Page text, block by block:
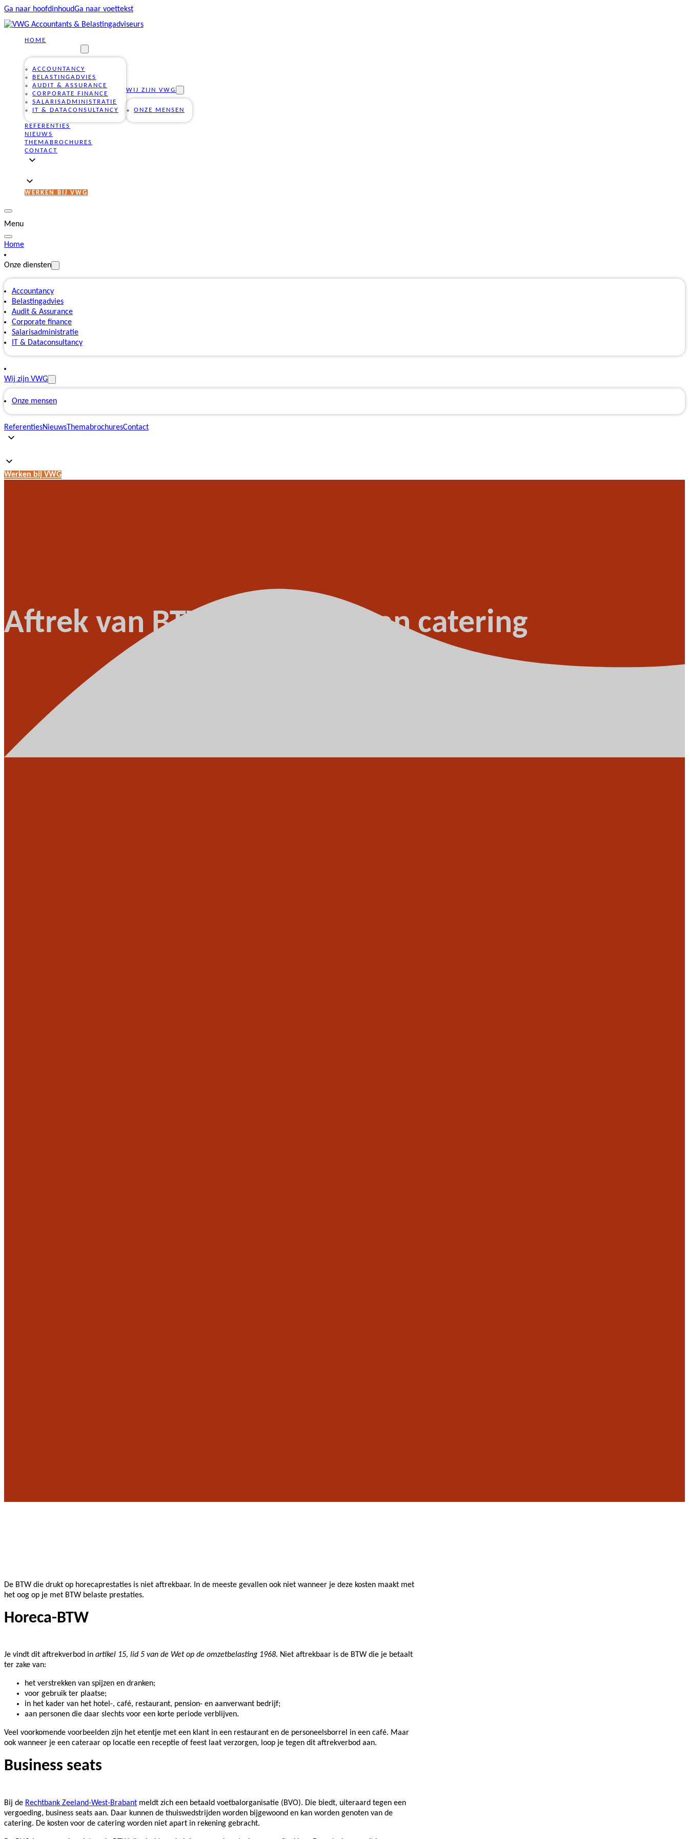
Ga naar hoofdinhoudGa naar voettekst
HOME
ACCOUNTANCY
BELASTINGADVIES
AUDIT & ASSURANCE
CORPORATE FINANCE
SALARISADMINISTRATIE
IT & DATACONSULTANCY
WIJ ZIJN VWG
ONZE MENSEN
REFERENTIES
NIEUWS
THEMABROCHURES
CONTACT
WERKEN BIJ VWG
Menu
Home
Onze diensten
Accountancy
Belastingadvies
Audit & Assurance
Corporate finance
Salarisadministratie
IT & Dataconsultancy
Wij zijn VWG
Onze mensen
ReferentiesNieuwsThemabrochuresContact
Werken bij VWG
Aftrek van BTW op kosten van catering
De BTW die drukt op horecaprestaties is niet aftrekbaar. In de meeste gevallen ook niet wanneer je deze kosten maakt met
het oog op je met BTW belaste prestaties.
Horeca-BTW
Je vindt dit aftrekverbod in artikel 15, lid 5 van de Wet op de omzetbelasting 1968. Niet aftrekbaar is de BTW die je betaalt
ter zake van:
het verstrekken van spijzen en dranken;
voor gebruik ter plaatse;
in het kader van het hotel-, café, restaurant, pension- en aanverwant bedrijf;
aan personen die daar slechts voor een korte periode verblijven.
Veel voorkomende voorbeelden zijn het etentje met een klant in een restaurant en de personeelsborrel in een café. Maar
ook wanneer je een cateraar op locatie een receptie of feest laat verzorgen, loop je tegen dit aftrekverbod aan.
Business seats
Bij de Rechtbank Zeeland-West-Brabant meldt zich een betaald voetbalorganisatie (BVO). Die biedt, uiteraard tegen een
vergoeding, business seats aan. Daar kunnen de thuiswedstrijden worden bijgewoond en kan worden genoten van de
catering. De kosten voor de catering worden niet apart in rekening gebracht.